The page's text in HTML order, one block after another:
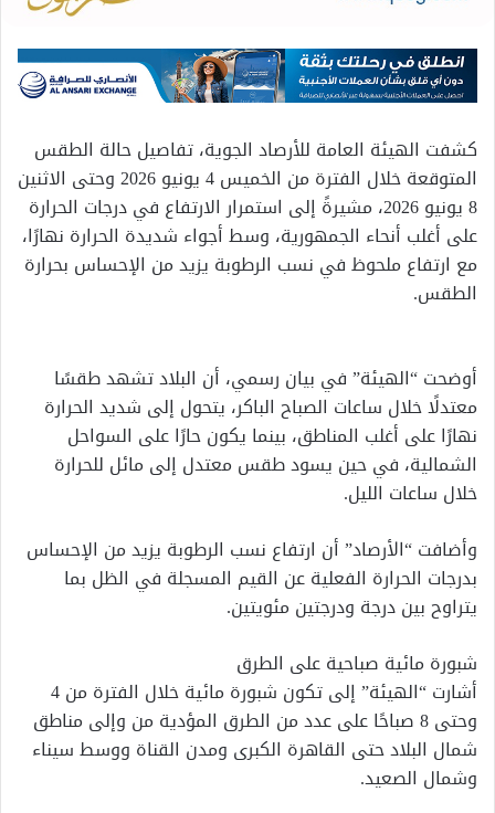
كشفت الهيئة العامة للأرصاد الجوية، تفاصيل حالة الطقس
المتوقعة خلال الفترة من الخميس 4 يونيو 2026 وحتى الاثنين
8 يونيو 2026، مشيرةً إلى استمرار الارتفاع في درجات الحرارة
على أغلب أنحاء الجمهورية، وسط أجواء شديدة الحرارة نهارًا،
مع ارتفاع ملحوظ في نسب الرطوبة يزيد من الإحساس بحرارة
الطقس.
أوضحت “الهيئة” في بيان رسمي، أن البلاد تشهد طقسًا
معتدلًا خلال ساعات الصباح الباكر، يتحول إلى شديد الحرارة
نهارًا على أغلب المناطق، بينما يكون حارًا على السواحل
الشمالية، في حين يسود طقس معتدل إلى مائل للحرارة
خلال ساعات الليل.
وأضافت “الأرصاد” أن ارتفاع نسب الرطوبة يزيد من الإحساس
بدرجات الحرارة الفعلية عن القيم المسجلة في الظل بما
يتراوح بين درجة ودرجتين مئويتين.
شبورة مائية صباحية على الطرق
أشارت “الهيئة” إلى تكون شبورة مائية خلال الفترة من 4
وحتى 8 صباحًا على عدد من الطرق المؤدية من وإلى مناطق
شمال البلاد حتى القاهرة الكبرى ومدن القناة ووسط سيناء
وشمال الصعيد.